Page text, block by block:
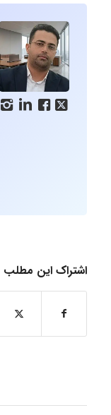
   
اشتراک این مطلب